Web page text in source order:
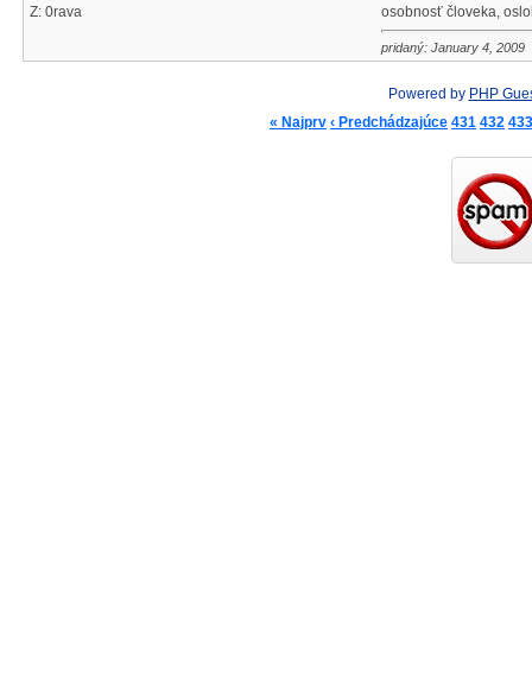
Z: 0rava
osobnosť človeka,
pridaný: January 4, 2009
Powered by PHP
« Najprv ‹ Predchádzajúce 431 432 433